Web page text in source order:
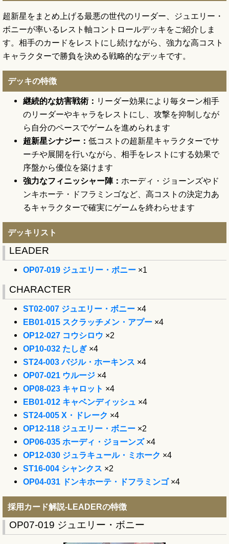
超新星をまとめ上げる最悪の世代のリーダー、ジュエリー・
ボニーが率いるレスト軸コントロールデッキをご紹介しま
す。相手のカードをレストにし続けながら、強力な高コスト
キャラクターで勝負を決める戦略的なデッキです。
デッキの特徴
継続的な妨害戦術： リーダー効果により毎ターン相手
のリーダーやキャラをレストにし、攻撃を抑制しなが
ら自分のペースでゲームを進められます
超新星シナジー： 低コストの超新星キャラクターでサ
ーチや展開を行いながら、相手をレストにする効果で
序盤から優位を築けます
強力なフィニッシャー陣： ホーディ・ジョーンズやド
ンキホーテ・ドフラミンゴなど、高コストの決定力あ
るキャラクターで確実にゲームを終わらせます
デッキリスト
LEADER
OP07-019 ジュエリー・ボニー ×1
CHARACTER
ST02-007 ジュエリー・ボニー ×4
EB01-015 スクラッチメン・アプー ×4
OP12-027 コウシロウ ×2
OP10-032 たしぎ ×4
ST24-003 バジル・ホーキンス ×4
OP07-021 ウルージ ×4
OP08-023 キャロット ×4
EB01-012 キャベンディッシュ ×4
ST24-005 X・ドレーク ×4
OP12-118 ジュエリー・ボニー ×2
OP06-035 ホーディ・ジョーンズ×4
OP12-030 ジュラキュール・ミホーク ×4
ST16-004 シャンクス ×2
OP04-031 ドンキホーテ・ドフラミンゴ×4
採用カード解説-LEADERの特徴
OP07-019 ジュエリー・ボニー